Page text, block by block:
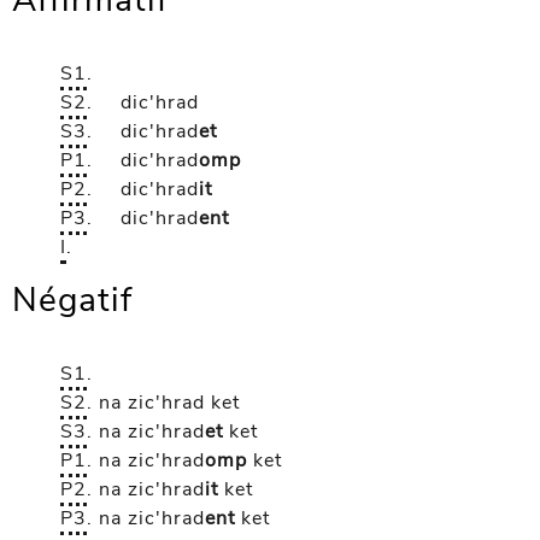
S1.
S2.
dic'hrad
S3. dic'hradet
P1. dic'hradomp
P2. dic'hradit
P3. dic'hradent
I.
Négatif
S1.
S2. na zic'hrad ket
S3. na zic'hradet ket
P1. na zic'hradomp ket
P2. na zic'hradit ket
P3. na zic'hradent ket